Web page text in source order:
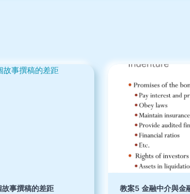
事撰稿的差距 教案5 金融中介與金